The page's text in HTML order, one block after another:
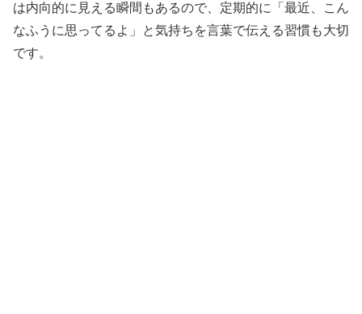
は内向的に見える瞬間もあるので、定期的に「最近、こん
なふうに思ってるよ」と気持ちを言葉で伝える習慣も大切
です。